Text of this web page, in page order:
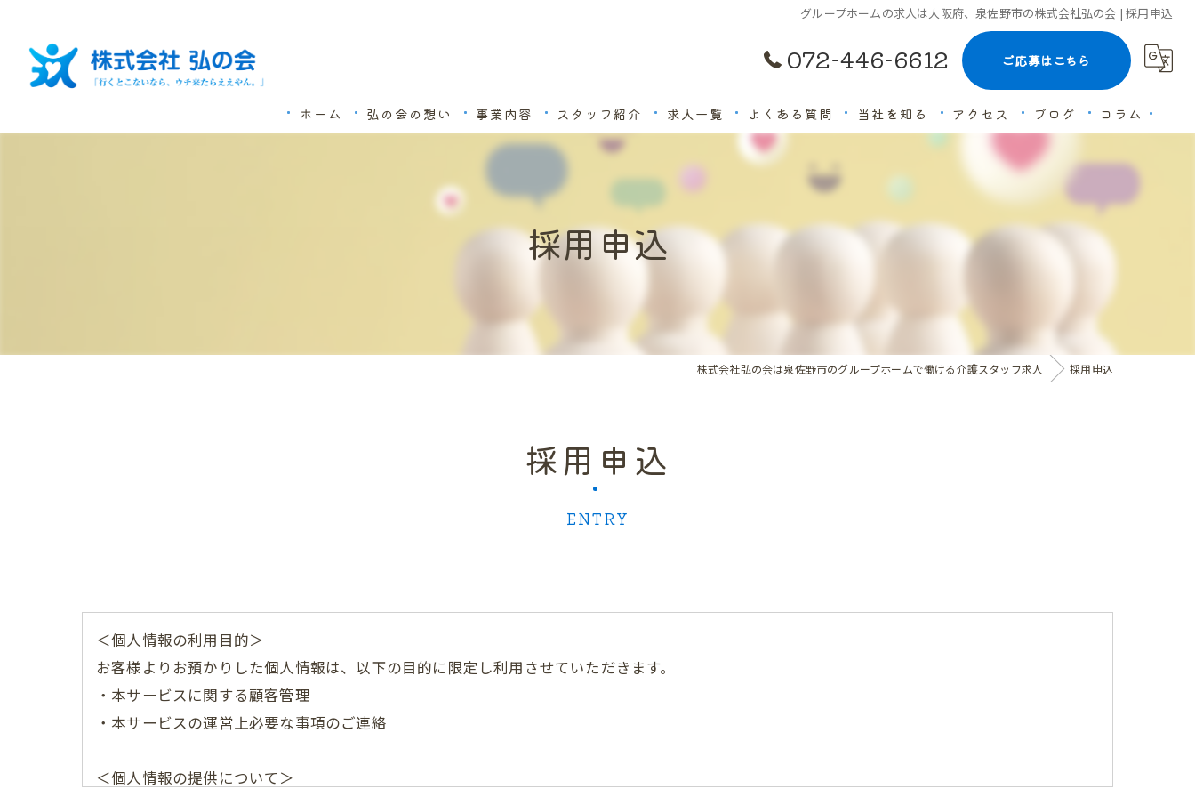
グループホームの求人は大阪府、泉佐野市の株式会社弘の会 | 採用申込
072-446-6612 ご応募はこちら
ホーム 弘の会の想い 事業内容 スタッフ紹介 求人一覧 よくある質問 当社を知る アクセス ブログ コラム
採用申込
株式会社弘の会は泉佐野市のグループホームで働ける介護スタッフ求人 採用申込
ENTRY
採用申込
＜個人情報の利用目的＞
お客様よりお預かりした個人情報は、以下の目的に限定し利用させていただきます。
・本サービスに関する顧客管理
・本サービスの運営上必要な事項のご連絡
＜個人情報の提供について＞